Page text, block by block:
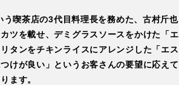
喫茶店の3代目料理長を務めた、古村斤也
ツを載せ、デミグラスソースをかけた「エ
タンをチキンライスにアレンジした「エス
けが良い」というお客さんの要望に応えて
ます。